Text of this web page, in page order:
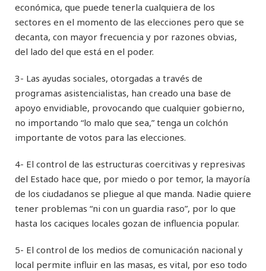
económica, que puede tenerla cualquiera de los
sectores en el momento de las elecciones pero que se
decanta, con mayor frecuencia y por razones obvias,
del lado del que está en el poder.
3- Las ayudas sociales, otorgadas a través de
programas asistencialistas, han creado una base de
apoyo envidiable, provocando que cualquier gobierno,
no importando “lo malo que sea,” tenga un colchón
importante de votos para las elecciones.
4- El control de las estructuras coercitivas y represivas
del Estado hace que, por miedo o por temor, la mayoría
de los ciudadanos se pliegue al que manda. Nadie quiere
tener problemas “ni con un guardia raso”, por lo que
hasta los caciques locales gozan de influencia popular.
5- El control de los medios de comunicación nacional y
local permite influir en las masas, es vital, por eso todo